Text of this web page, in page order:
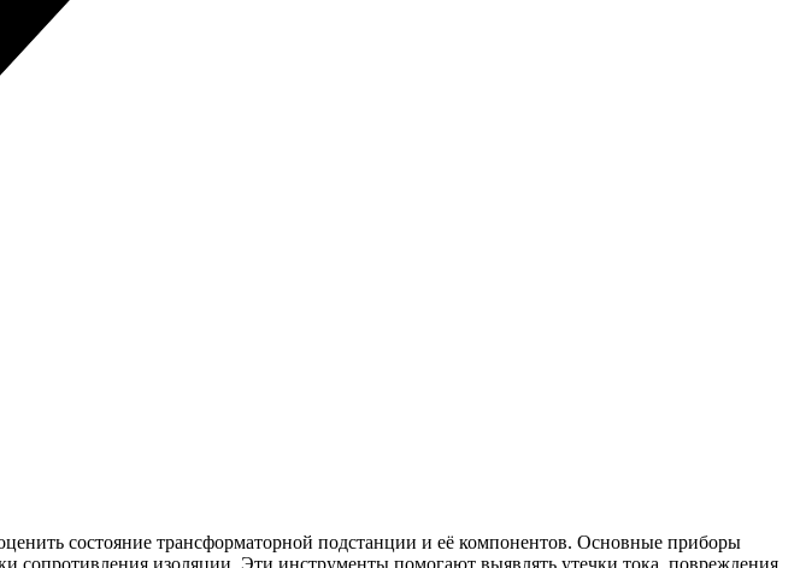
состояние трансформаторной подстанции и её компонентов. Основные приборы
сопротивления изоляции. Эти инструменты помогают выявлять утечки тока, повреждения